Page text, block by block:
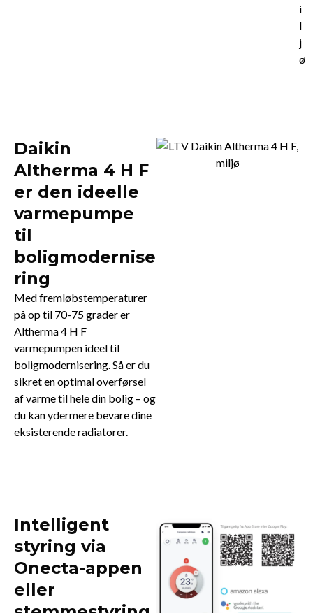
Daikin
Altherma 4 H F
er den ideelle
varmepumpe
til
boligmodernise
ring
Med fremløbstemperaturer
på op til 70-75 grader er
Altherma 4 H F
varmepumpen ideel til
boligmodernisering. Så er du
sikret en optimal overførsel
af varme til hele din bolig – og
du kan ydermere bevare dine
eksisterende radiatorer.
Intelligent
styring via
Onecta-appen
eller